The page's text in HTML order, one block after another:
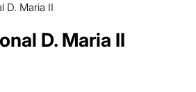
D. Maria II
D. Maria II